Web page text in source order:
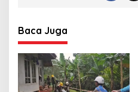
Baca Juga